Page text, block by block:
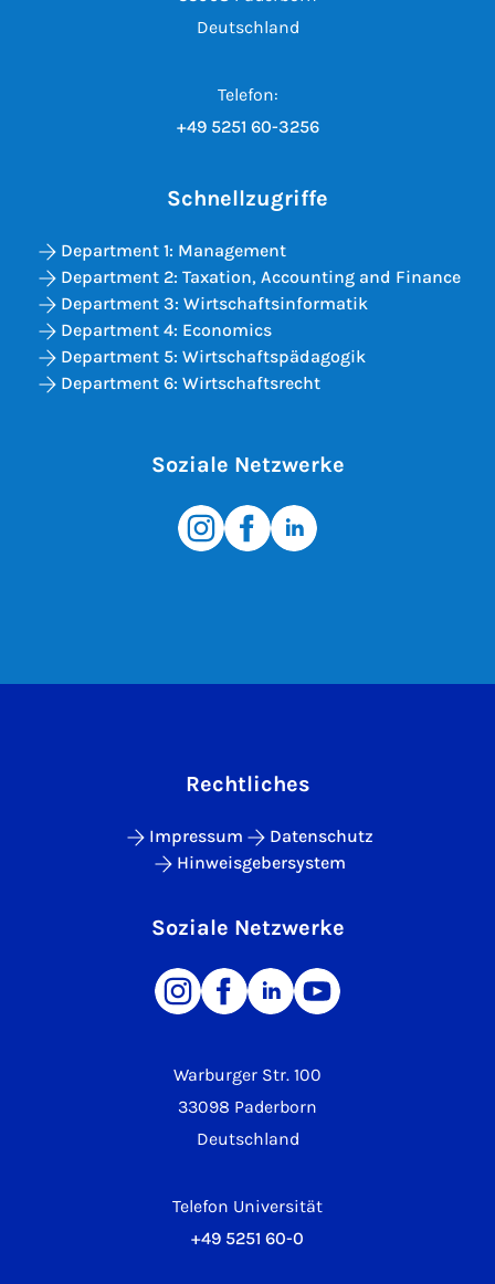
Deutschland
Telefon:
+49 5251 60-3256
Schnellzugriffe
Department 1: Management
Department 2: Taxation, Accounting and Finance
Department 3: Wirtschaftsinformatik
Department 4: Economics
Department 5: Wirtschaftspädagogik
Department 6: Wirtschaftsrecht
Soziale Netzwerke
Warburger Str. 100
33098 Paderborn
Deutschland
Telefon Universität
+49 5251 60-0
Rechtliches
Impressum
Datenschutz
Hinweisgebersystem
Soziale Netzwerke